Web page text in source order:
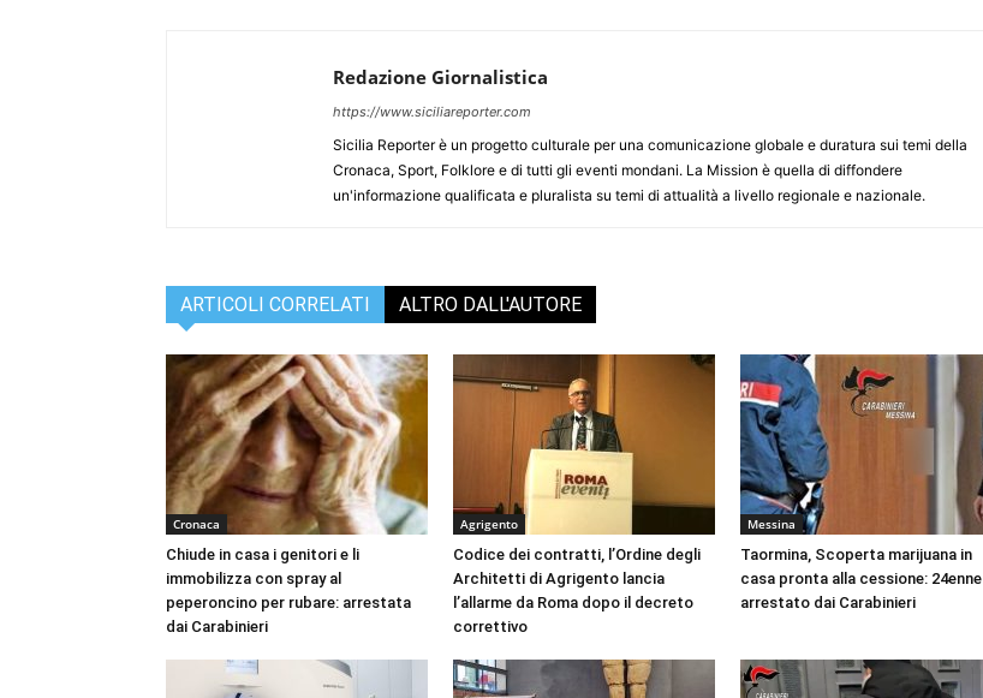
Redazione Giornalistica
https://www.siciliareporter.com
Sicilia Reporter è un progetto culturale per una comunicazione globale e duratura sui temi della
Cronaca, Sport, Folklore e di tutti gli eventi mondani. La Mission è quella di diffondere
un'informazione qualificata e pluralista su temi di attualità a livello regionale e nazionale.
ARTICOLI CORRELATI ALTRO DALL'AUTORE
Cronaca
Chiude in casa i genitori e li
immobilizza con spray al
peperoncino per rubare: arrestata
dai Carabinieri
Agrigento
Codice dei contratti, l’Ordine degli
Architetti di Agrigento lancia
l’allarme da Roma dopo il decreto
correttivo
Messina
Taormina, Scoperta marijuana in
casa pronta alla cessione: 24enne
arrestato dai Carabinieri